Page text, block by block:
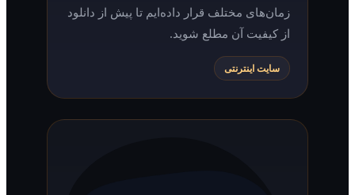
زمان‌های مختلف قرار داده‌ایم تا پیش از دانلود
از کیفیت آن مطلع شوید.
سایت اینترنتی